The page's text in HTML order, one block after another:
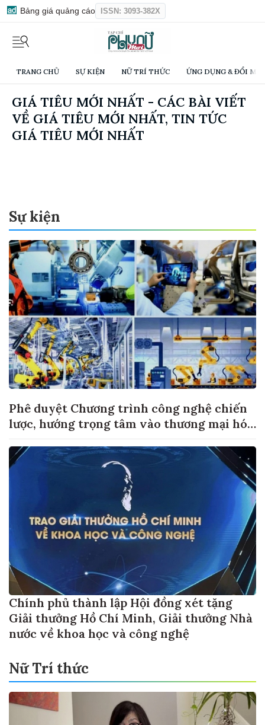
Bảng giá quảng cáo ISSN: 3093-382X
TRANG CHỦ SỰ KIỆN NỮ TRÍ THỨC ỨNG DỤNG & ĐỔI
GIÁ TIÊU MỚI NHẤT - CÁC BÀI VIẾT
VỀ GIÁ TIÊU MỚI NHẤT, TIN TỨC
GIÁ TIÊU MỚI NHẤT
Sự kiện
Phê duyệt Chương trình công nghệ chiến
lược, hướng trọng tâm vào thương mại hóa
Chính phủ thành lập Hội đồng xét tặng
Giải thưởng Hồ Chí Minh, Giải thưởng Nhà
nước về khoa học và công nghệ
Nữ Trí thức